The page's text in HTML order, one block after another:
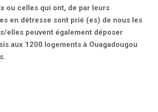
ou celles qui ont, de par leurs
en détresse sont prié (es) de nous les
elles peuvent également déposer
aux 1200 logements à Ouagadougou